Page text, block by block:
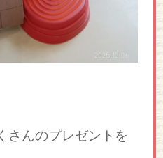
さんのプレゼントを